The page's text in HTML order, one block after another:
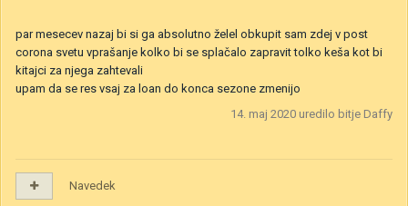
par mesecev nazaj bi si ga absolutno želel obkupit sam zdej v post
corona svetu vprašanje kolko bi se splačalo zapravit tolko keša kot bi
kitajci za njega zahtevali
upam da se res vsaj za loan do konca sezone zmenijo
14. maj 2020 uredilo bitje Daffy
Navedek